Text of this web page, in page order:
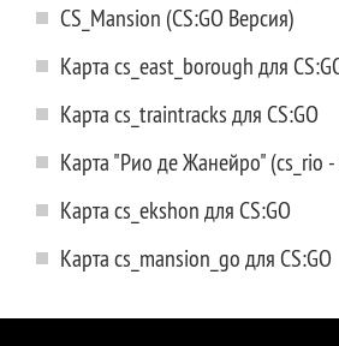
CS_Mansion (CS:GO Версия)
Карта cs_east_borough для
Карта cs_traintracks для CS:GO
Карта "Рио де Жанейро" (cs_rio -
Карта cs_ekshon для CS:GO
Карта cs_mansion_go для CS:GO